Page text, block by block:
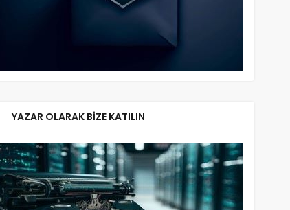
YAZAR OLARAK BIZE KATILIN